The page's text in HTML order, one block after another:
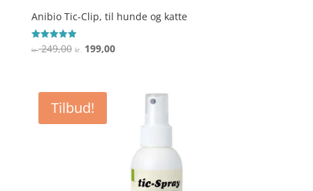
Anibio Tic-Clip, til hunde og katte
Vurderet
5
kr.249,00 Den
var:
kr. 249,00.
kr.199,00Den
kr. 199,00.
Tilbud!